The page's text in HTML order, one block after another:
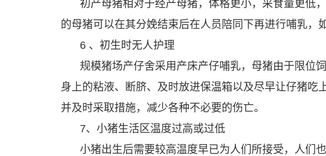
初产母猪相对于经产母猪，体格更小，采食量更低
的母猪可以在其分娩结束后在人员陪同下再进行哺乳，
6 、初生时无人护理
规模猪场产仔舍采用产床产仔哺乳，母猪由于限位
身上的粘液、断脐、及时放进保温箱以及尽早让仔猪吃
并及时采取措施，减少各种不必要的伤亡。
7、小猪生活区温度过高或过低
小猪出生后需要较高温度早已为人们所接受，人们